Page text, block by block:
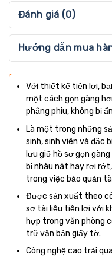
Đánh giá (0)
Hướng dẫn mua
Với thiết kế tiện lợi,
một cách gọn gàng
phẳng phiu, không bị
Là một trong những
sinh, sinh viên và đặc
lưu giữ hồ sơ gọn
bị nhàu nát hay rơi
trong việc bảo quản
Được sản xuất theo
sơ tài liệu tiện lợi với
hợp trong văn phòng
trữ văn bản giấy tờ.
Công nghệ cao trải